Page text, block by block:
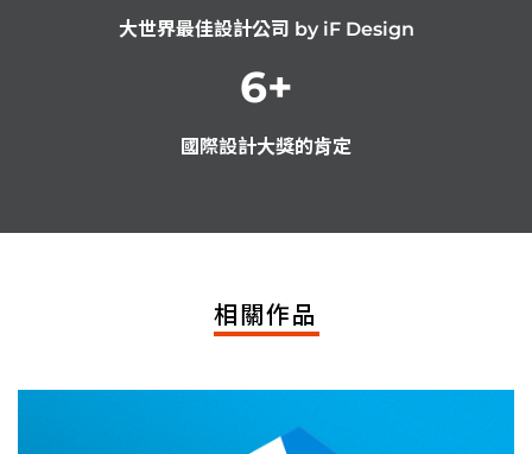
大世界最佳設計公司 by iF Design
6+
國際設計大獎的肯定
相關作品